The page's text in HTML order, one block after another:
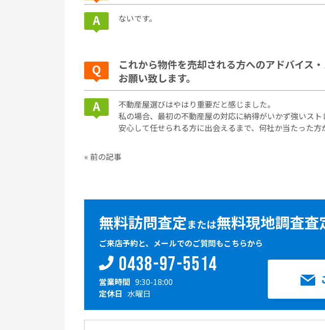
ないです。
これから物件を売却される方へのアドバイス
お願い致します。
不動産屋選びはやはり重要だと感じました。
私の場合、最初の不動産屋の対応に納得がいかず強いス
安心して任せられる方に出会えるまで、何社か当たった方
« 前の記事
無料訪問査定または無料現地調査査
ご来店予約と、メールでのご質問もこちらから
0438-97-5514
営業時間 9:30-18:00
定休日 水曜日